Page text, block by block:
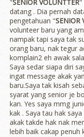
"SENIOR VOLUNTTER"
datang . Dia pernah
pengetahuan "SENIOR
volunteer baru yang
nampak tapi saya tak
orang baru, nak tegur
komplain2 eh awak
Saya sedar siapa diri
ingat message akak
baru.Saya tak kisah
syarat yang senior je
kan. Yes saya mmg
kak . Saya tau hak
akak takde hak nak
lebih baik cakap penuh